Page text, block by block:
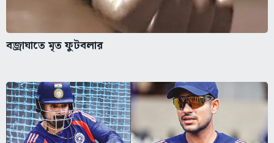
বজ্রাঘাতে মৃত ফুটবলার